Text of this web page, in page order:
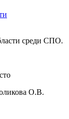
среди СПО.
О.В.